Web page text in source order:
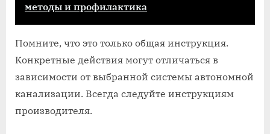
методы и профилактика
Помните‚ что это только общая инструкция.
Конкретные действия могут отличаться в
зависимости от выбранной системы автономной
канализации. Всегда следуйте инструкциям
производителя.